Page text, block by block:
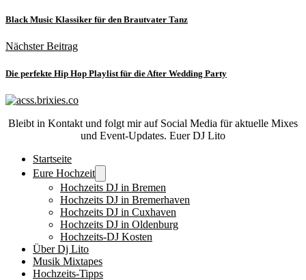
Black Music Klassiker für den Brautvater Tanz
Nächster Beitrag
Die perfekte Hip Hop Playlist für die After Wedding Party
Bleibt in Kontakt und folgt mir auf Social Media für aktuelle Mixes
und Event-Updates. Euer DJ Lito
Startseite
Eure Hochzeit
Hochzeits DJ in Bremen
Hochzeits DJ in Bremerhaven
Hochzeits DJ in Cuxhaven
Hochzeits DJ in Oldenburg
Hochzeits-DJ Kosten
Über Dj Lito
Musik Mixtapes
Hochzeits-Tipps